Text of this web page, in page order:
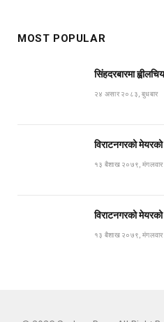
MOST POPULAR
सिंहदरबारमा
२४ असार २०८३, बुधबार
विराटनगरको
१३ बैशाख २०७९, मंगलवार
विराटनगरको मेयरको
१३ बैशाख २०७९, मंगलवार